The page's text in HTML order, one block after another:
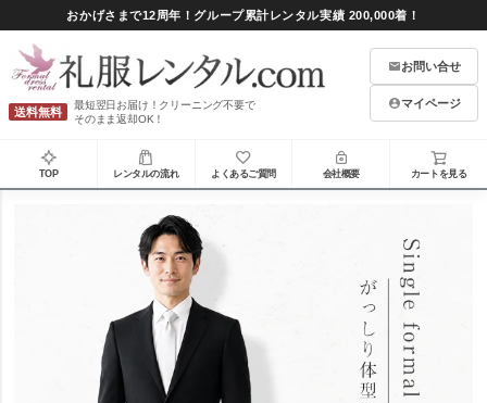
おかげさまで12周年！グループ累計レンタル実績 200,000着！
送料無料
最短翌日お届け！クリーニング不要で
そのまま返却OK！
お問い合せ
マイページ
TOP レンタルの流れ よくあるご質問 会社概要 カートを見る